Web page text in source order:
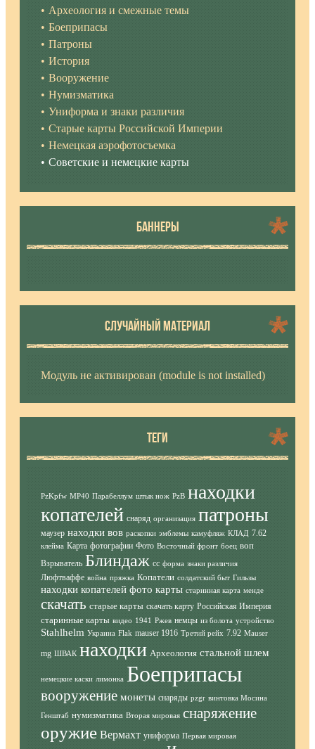
Археология и смежные темы
Боеприпасы
Патроны
История
Вооружение
Нумизматика
Униформа и знаки различия
Старые карты Российской Империи
Немецкая аэрофотосъемка
Советские и немецкие карты
БАННЕРЫ
СЛУЧАЙНЫЙ МАТЕРИАЛ
Модуль не активирован (module is not installed)
ТЕГИ
PzKpfw MP40 Парабеллум штык нож PzB находки
копателей снаряд организация патроны
маузер находки вов раскопки эмблемы камуфляж КЛАД 7.62
клейма Карта фотографии Фото Восточный фронт боец воп
Взрыватель Блиндаж сс форма знаки различия
Люфтваффе война пряжка Копатели солдатский быт Гильзы
находки копателей фото карты старинная карта менде
скачать старые карты скачать карту Российская Империя
старинные карты видео 1941 Ржев немцы из болота устройство
Stahlhelm Украина Flak mauser 1916 Третий рейх 7.92 Mauser
mg ШВАК находки Археология стальной шлем
немецкие каски лимонка Боеприпасы
вооружение монеты снаряды pzgr винтовка Мосина
Генштаб нумизматика Вторая мировая снаряжение
оружие Вермахт униформа Первая мировая